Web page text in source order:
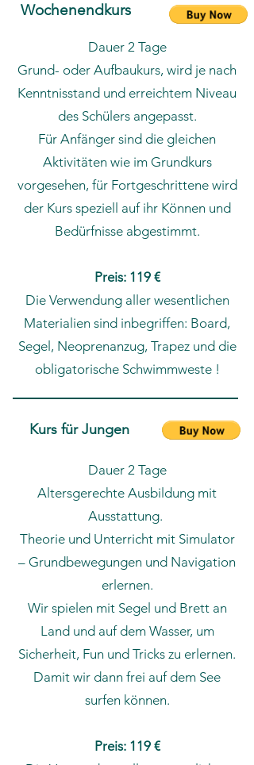
Wochenendkurs
Dauer 2 Tage
Grund- oder Aufbaukurs, wird je nach
Kenntnisstand und erreichtem Niveau
des Schülers angepasst.
Für Anfänger sind die gleichen
Aktivitäten wie im Grundkurs
vorgesehen, für Fortgeschrittene wird
der Kurs speziell auf ihr Können und
Bedürfnisse abgestimmt.
Preis: 119 €
Die Verwendung aller wesentlichen
Materialien sind inbegriffen: Board,
Segel, Neoprenanzug, Trapez und die
obligatorische Schwimmweste !
Kurs für Jungen
Dauer 2 Tage
Altersgerechte Ausbildung mit
Ausstattung.
Theorie und Unterricht mit Simulator
– Grundbewegungen und Navigation
erlernen.
Wir spielen mit Segel und Brett an
Land und auf dem Wasser, um
Sicherheit, Fun und Tricks zu erlernen.
Damit wir dann frei auf dem See
surfen können.
Preis: 119 €